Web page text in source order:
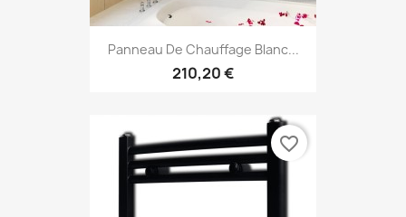
Panneau De Chauffage Blanc...
210,20 €
favorite_border